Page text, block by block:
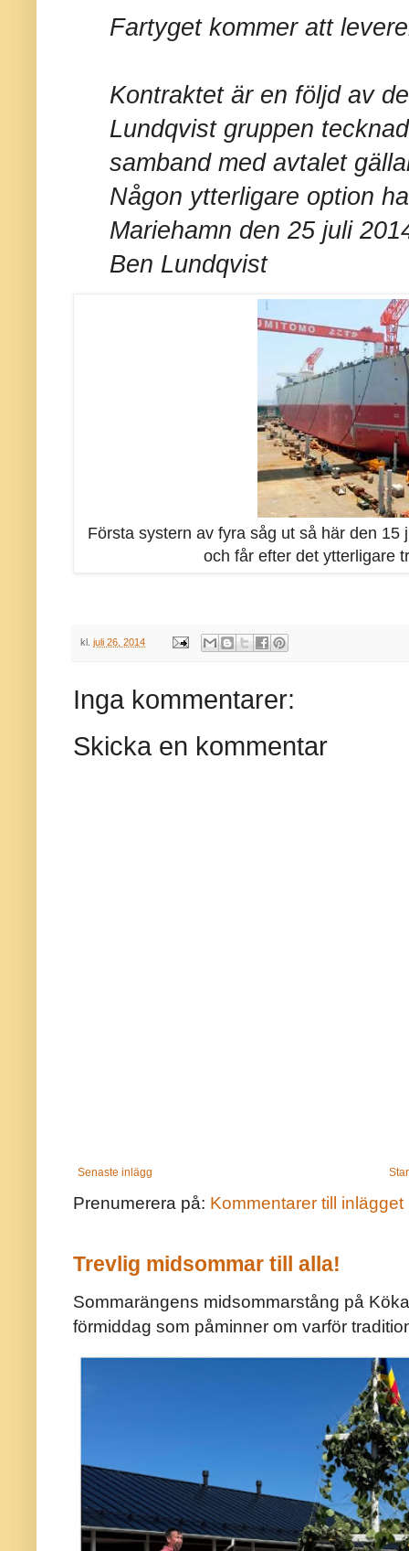
Fartyget kommer att
Kontraktet är en följd av
Lundqvist gruppen
samband med avtalet
Någon ytterligare option
Mariehamn den 25 juli
Ben Lundqvist
Första systern av fyra såg ut så här den
och får efter det ytterligare
kl. juli 26, 2014
Inga kommentarer:
Skicka en kommentar
Senaste inlägg
Prenumerera på: Kommentarer till inlägget
Trevlig midsommar till alla!
Sommarängens midsommarstång på
förmiddag som påminner om varför